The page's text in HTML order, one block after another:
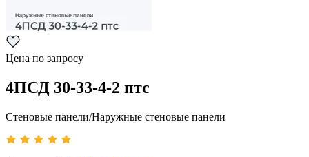
Цена по запросу
4ПСД 30-33-4-2 птс
Стеновые панели/Наружные стеновые панели